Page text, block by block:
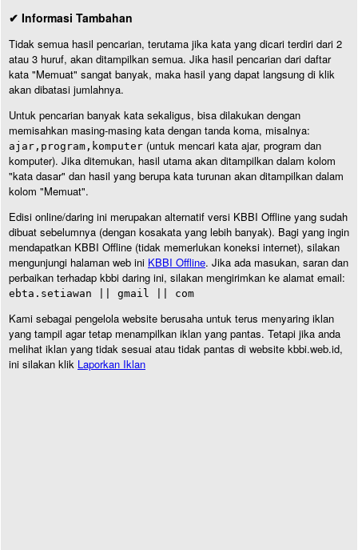
✔ Informasi Tambahan
Tidak semua hasil pencarian, terutama jika kata yang dicari terdiri dari 2
atau 3 huruf, akan ditampilkan semua. Jika hasil pencarian dari daftar
kata "Memuat" sangat banyak, maka hasil yang dapat langsung di klik
akan dibatasi jumlahnya.
Untuk pencarian banyak kata sekaligus, bisa dilakukan dengan
memisahkan masing-masing kata dengan tanda koma, misalnya:
ajar,program,komputer (untuk mencari kata ajar, program dan
komputer). Jika ditemukan, hasil utama akan ditampilkan dalam kolom
"kata dasar" dan hasil yang berupa kata turunan akan ditampilkan dalam
kolom "Memuat".
Edisi online/daring ini merupakan alternatif versi KBBI Offline yang sudah
dibuat sebelumnya (dengan kosakata yang lebih banyak). Bagi yang ingin
mendapatkan KBBI Offline (tidak memerlukan koneksi internet), silakan
mengunjungi halaman web ini KBBI Offline. Jika ada masukan, saran dan
perbaikan terhadap kbbi daring ini, silakan mengirimkan ke alamat email:
ebta.setiawan || gmail || com
Kami sebagai pengelola website berusaha untuk terus menyaring iklan
yang tampil agar tetap menampilkan iklan yang pantas. Tetapi jika anda
melihat iklan yang tidak sesuai atau tidak pantas di website kbbi.web.id,
ini silakan klik Laporkan Iklan